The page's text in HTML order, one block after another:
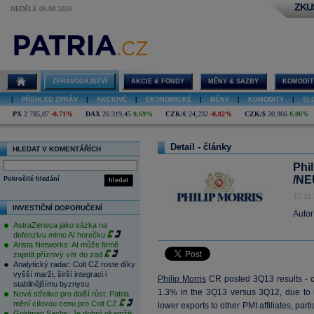
NEDĚLE 09.08.2026
ZPRAVODAJSTVÍ AKCIE & FONDY MĚNY & SAZBY
PŘEHLED ZPRÁV AKCIOVÉ EKONOMICKÉ MĚNY KOMODITY
PX 2 785,07 -0,71% DAX 26 319,45 0,69% CZK/€ 24,232 -0,02% CZK/$ 20,966 0,00%
HLEDAT V KOMENTÁŘÍCH
hledat
Pokročilé hledání
INVESTIČNÍ DOPORUČENÍ
AstraZeneca jako sázka na
defenzivu mimo AI horečku
Arista Networks: AI může firmě
zajistit příznivý vítr do zad
Analytický radar: Colt CZ roste díky
vyšší marži, širší integraci i
stabilnějšímu byznysu
Nové střelivo pro další růst. Patria
mění cílovou cenu pro Colt CZ
Detail - články
/
Philip Morris CR posted 3Q13 results -
1.3% in the 3Q13 versus 3Q12, due
lower exports to other PMI affiliates,